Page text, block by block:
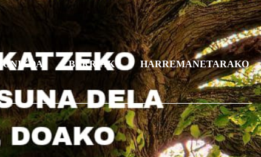
BERRIAK HARREMANETARAKO